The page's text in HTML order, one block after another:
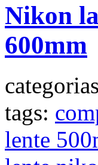
Nikon
600mm
tags:
lente